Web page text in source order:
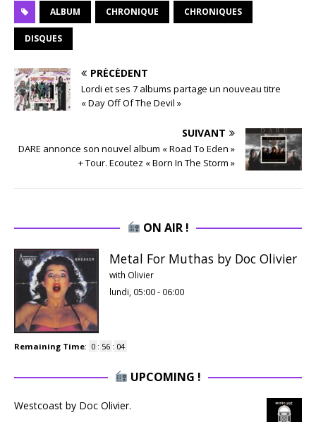
ALBUM CHRONIQUE CHRONIQUES
DISQUES
PRÉCÉDENT
Lordi et ses 7 albums partage un nouveau titre
« Day Off Of The Devil »
SUIVANT
DARE annonce son nouvel album « Road To Eden »
+ Tour. Ecoutez « Born In The Storm »
ON AIR !
Metal For Muthas by Doc Olivier
with Olivier
lundi, 05:00- 06:00
Remaining Time: 0 : 56 : 03
UPCOMING !
Westcoast by Doc Olivier.